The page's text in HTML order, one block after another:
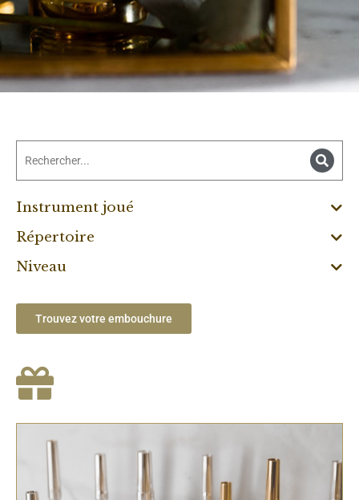
Instrument joué
Répertoire
Niveau
Trouvez votre embouchure